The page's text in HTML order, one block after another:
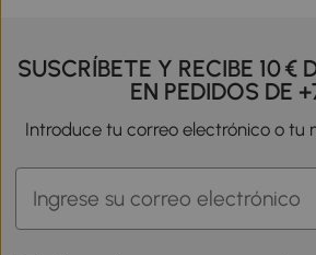
SUSCRÍBETE Y RECIBE 10 €
EN PEDIDOS DE
Introduce tu correo electrónico o tu